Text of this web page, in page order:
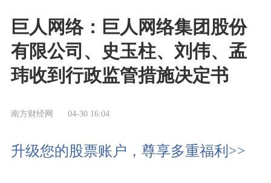
巨人网络：巨人网络集团股份
有限公司、史玉柱、刘伟、孟
玮收到行政监管措施决定书
南方财经网 04-30 16:04
升级您的股票账户，尊享多重福利>>